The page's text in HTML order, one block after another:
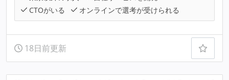
CTOがいる
オンラインで選考が受けられる
18日前更新